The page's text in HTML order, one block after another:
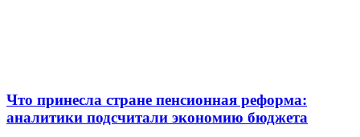
Что принесла стране пенсионная реформа:
аналитики подсчитали экономию бюджета